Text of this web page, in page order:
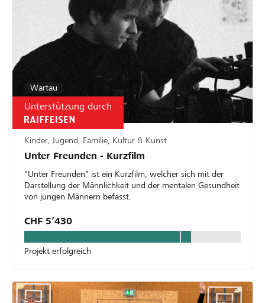
Wartau
Unterstützung durch
Kinder, Jugend, Familie, Kultur & Kunst
Unter Freunden - Kurzfilm
"Unter Freunden" ist ein Kurzfilm, welcher sich mit der
Darstellung der Männlichkeit und der mentalen Gesundheit
von jungen Männern befasst.
CHF 5’430
Projekt erfolgreich